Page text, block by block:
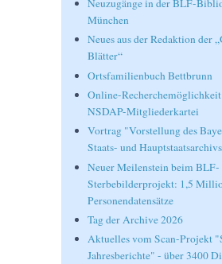
Neuzugänge in der BLF-
München
Neues aus der Redaktion der
Blätter“
Ortsfamilienbuch Bettbrunn
Online-
NSDAP-Mitgliederkartei
Vortrag "Vorstellung des
Staats- und
Neuer Meilenstein beim BLF-
Sterbebilderprojekt: 1,5
Personendatensätze
Tag der Archive 2026
Aktuelles vom Scan-Projekt
Jahresberichte" - über 3400